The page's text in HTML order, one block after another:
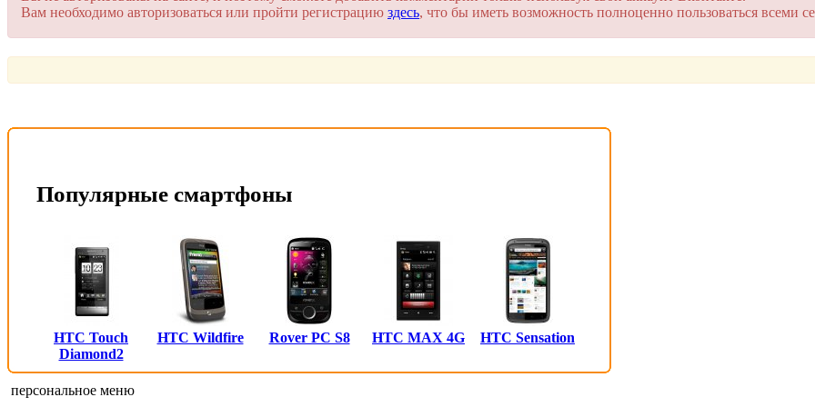
Вам необходимо авторизоваться или пройти регистрацию здесь, что бы иметь возможность полноценно пользоваться всеми
Популярные смартфоны
HTC Touch
Diamond2
HTC Wildfire Rover PC S8 HTC MAX 4G HTC Sensation
персональное меню